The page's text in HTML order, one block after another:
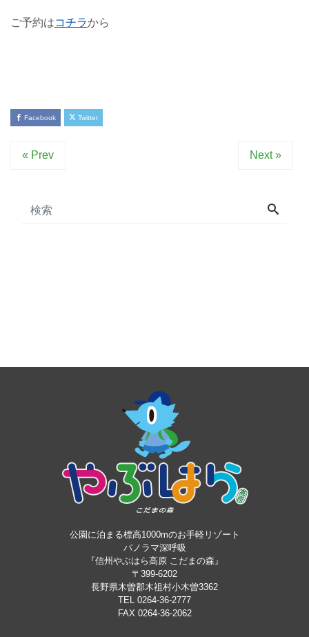
ご予約はコチラから
Facebook Twitter
« Prev Next »
公園に泊まる標高1000mのお手軽リゾート
パノラマ深呼吸
『信州やぶはら高原 こだまの森』
〒399-6202
長野県木曽郡木祖村小木曽3362
TEL 0264-36-2777
FAX 0264-36-2062